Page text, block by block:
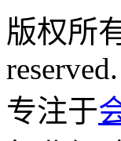
版权所
reserved.
专注于